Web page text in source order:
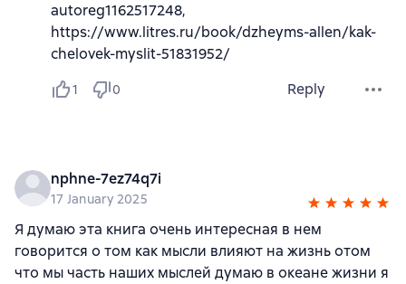
autoreg1162517248,
https://www.litres.ru/book/dzheyms-allen/kak-
chelovek-myslit-51831952/
1 0 Reply
nphne-7ez74q7i
17 January 2025
Я думаю эта книга очень интересная в нем
говорится о том как мысли влияют на жизнь отом
что мы часть наших мыслей думаю в океане жизни я